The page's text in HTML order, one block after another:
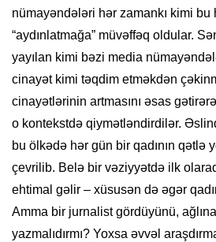
nümayəndələri hər zamankı kimi bu
“aydınlatmağa” müvəffəq oldular.
yayılan kimi bəzi media
cinayət kimi təqdim etməkdən
cinayətlərinin artmasını əsas
o kontekstdə qiymətləndirdilər.
bu ölkədə hər gün bir qadının qətlə
çevrilib. Belə bir vəziyyətdə ilk
ehtimal gəlir – xüsusən də əgər
Amma bir jurnalist gördüyünü,
yazmalıdırmı? Yoxsa əvvəl